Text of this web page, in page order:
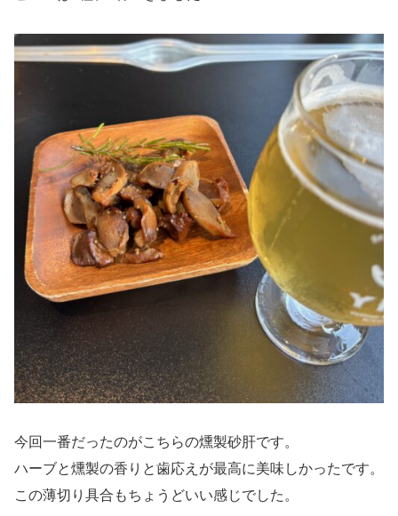
今回一番だったのがこちらの燻製砂肝です。
ハーブと燻製の香りと歯応えが最高に美味しかったです。
この薄切り具合もちょうどいい感じでした。